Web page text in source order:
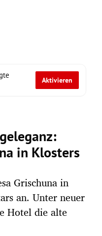
Aktivieren
in Klosters
Grischuna in
an. Unter neuer
Hotel die alte